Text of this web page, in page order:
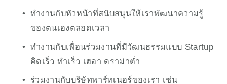
ทำงานกับหัวหน้าที่สนับสนุนให้เราพัฒนาความรู้
ของตนเองตลอดเวลา
ทำงานกับเพื่อนร่วมงานที่มีวัฒนธรรมแบบ Startup
คิดเร็ว ทำเร็ว เฮอา ดราม่าต่ำ
ร่วมงานกับบริษัทพาร์ทเนอร์ของเรา เช่น